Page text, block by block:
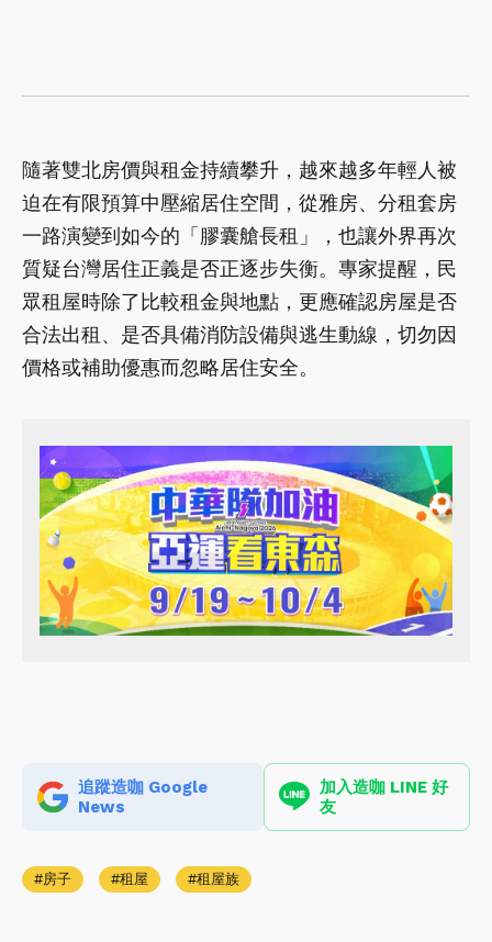
隨著雙北房價與租金持續攀升，越來越多年輕人被
迫在有限預算中壓縮居住空間，從雅房、分租套房
一路演變到如今的「膠囊艙長租」，也讓外界再次
質疑台灣居住正義是否正逐步失衡。專家提醒，民
眾租屋時除了比較租金與地點，更應確認房屋是否
合法出租、是否具備消防設備與逃生動線，切勿因
價格或補助優惠而忽略居住安全。
追蹤造咖 Google
News
加入造咖 LINE 好
友
房子 租屋 租屋族